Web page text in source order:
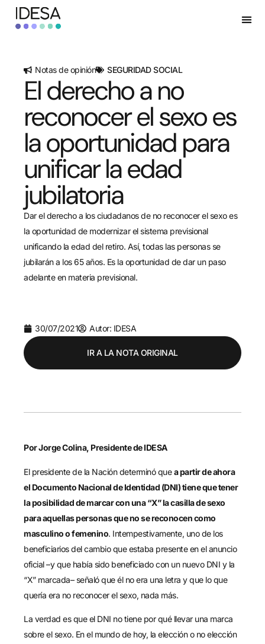
Notas de opinión SEGURIDAD SOCIAL
El derecho a no
reconocer el sexo es
la oportunidad para
unificar la edad
jubilatoria
Dar el derecho a los ciudadanos de no reconocer el sexo es
la oportunidad de modernizar el sistema previsional
unificando la edad del retiro. Así, todas las personas se
jubilarán a los 65 años. Es la oportunidad de dar un paso
adelante en materia previsional.
30/07/2021 Autor: IDESA
IR A LA NOTA ORIGINAL
Por Jorge Colina, Presidente de IDESA
El presidente de la Nación determinó quea partir de ahora
el Documento Nacional de Identidad (DNI) tiene que tener
la posibilidad de marcar con una“X” la casilla de sexo
para aquellas personas que no se reconocen como
masculino o femenino. Intempestivamente, uno de los
beneficiarios del cambio que estaba presente en el anuncio
oficial –yque había sido beneficiado con un nuevo DNI y la
“X” marcada– señaló que él no era una letra y que lo que
quería era no reconocer el sexo, nada más.
La verdad es que el DNI no tiene por qué llevar una marca
sobre el sexo. En el mundo de hoy, la elección o no elección